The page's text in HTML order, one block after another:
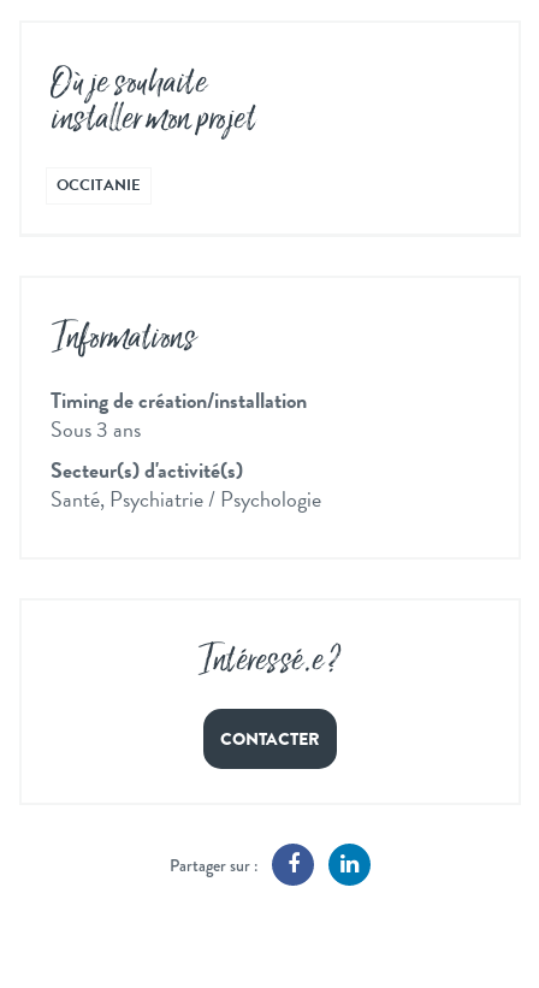
Où je souhaite
installer mon projet
OCCITANIE
Informations
Timing de création/installation
Sous 3 ans
Secteur(s) d'activité(s)
Santé, Psychiatrie / Psychologie
Intéressé.e ?
CONTACTER
Partager sur :